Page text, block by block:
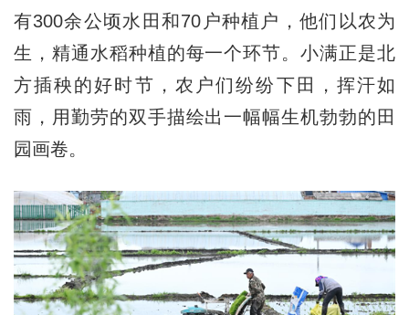
有300余公顷水田和70户种植户，他们以农为
生，精通水稻种植的每一个环节。小满正是北
方插秧的好时节，农户们纷纷下田，挥汗如
雨，用勤劳的双手描绘出一幅幅生机勃勃的田
园画卷。